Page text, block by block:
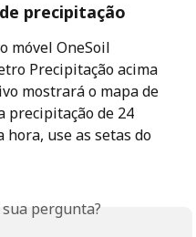
precipitação
móvel OneSoil
Precipitação acima
mostrará o mapa de
precipitação de 24
hora, use as setas do
pergunta?